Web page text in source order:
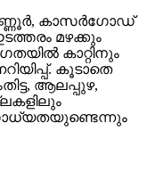
കാസര്‍ഗോഡ്
മഴക്കും
കാറ്റിനും
കൂടാതെ
ആലപ്പുഴ,